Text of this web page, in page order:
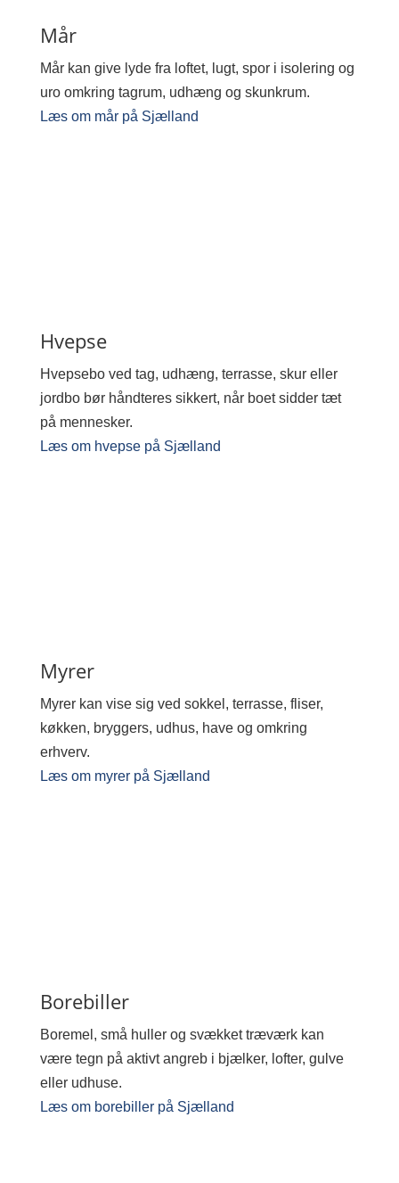
Mår
Mår kan give lyde fra loftet, lugt, spor i isolering og
uro omkring tagrum, udhæng og skunkrum.
Læs om mår på Sjælland
Hvepse
Hvepsebo ved tag, udhæng, terrasse, skur eller
jordbo bør håndteres sikkert, når boet sidder tæt
på mennesker.
Læs om hvepse på Sjælland
Myrer
Myrer kan vise sig ved sokkel, terrasse, fliser,
køkken, bryggers, udhus, have og omkring
erhverv.
Læs om myrer på Sjælland
Borebiller
Boremel, små huller og svækket træværk kan
være tegn på aktivt angreb i bjælker, lofter, gulve
eller udhuse.
Læs om borebiller på Sjælland